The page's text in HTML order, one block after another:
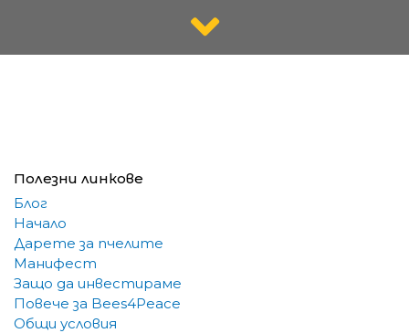
Полезни линкове
Блог
Начало
Дарете за пчелите
Манифест
Защо да инвестираме
Повече за Bees4Peace
Общи условия